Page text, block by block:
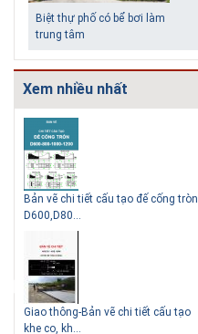
Biệt thự phố có bể bơi làm
trung tâm
Lý do nên sử dụng gạch block
để xây nhà
Xem nhiều nhất
Bản vẽ chi tiết cấu tạo đế cống tròn
D600,D80...
Giao thông-Bản vẽ chi tiết cấu tạo
khe co, kh...